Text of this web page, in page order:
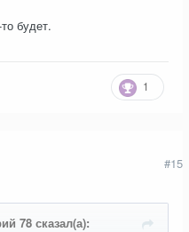
будет.
1
#15
78 сказал(а):